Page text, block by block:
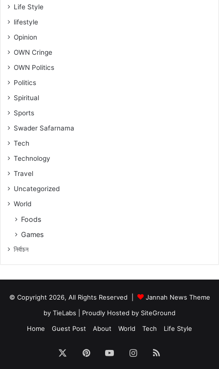
Life Style
lifestyle
Opinion
OWN Cringe
OWN Politics
Politics
Spiritual
Sports
Swader Safarnama
Tech
Technology
Travel
Uncategorized
World
Foods
Games
নিৰ্বাচন
© Copyright 2026, All Rights Reserved |
Jannah News Theme
by TieLabs | Proudly Hosted by SiteGround
Home
Guest Post About World Tech Life Style
PinterestYouTubeInstagram